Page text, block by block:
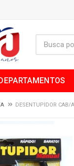
DESENTUPIDOR CAB/